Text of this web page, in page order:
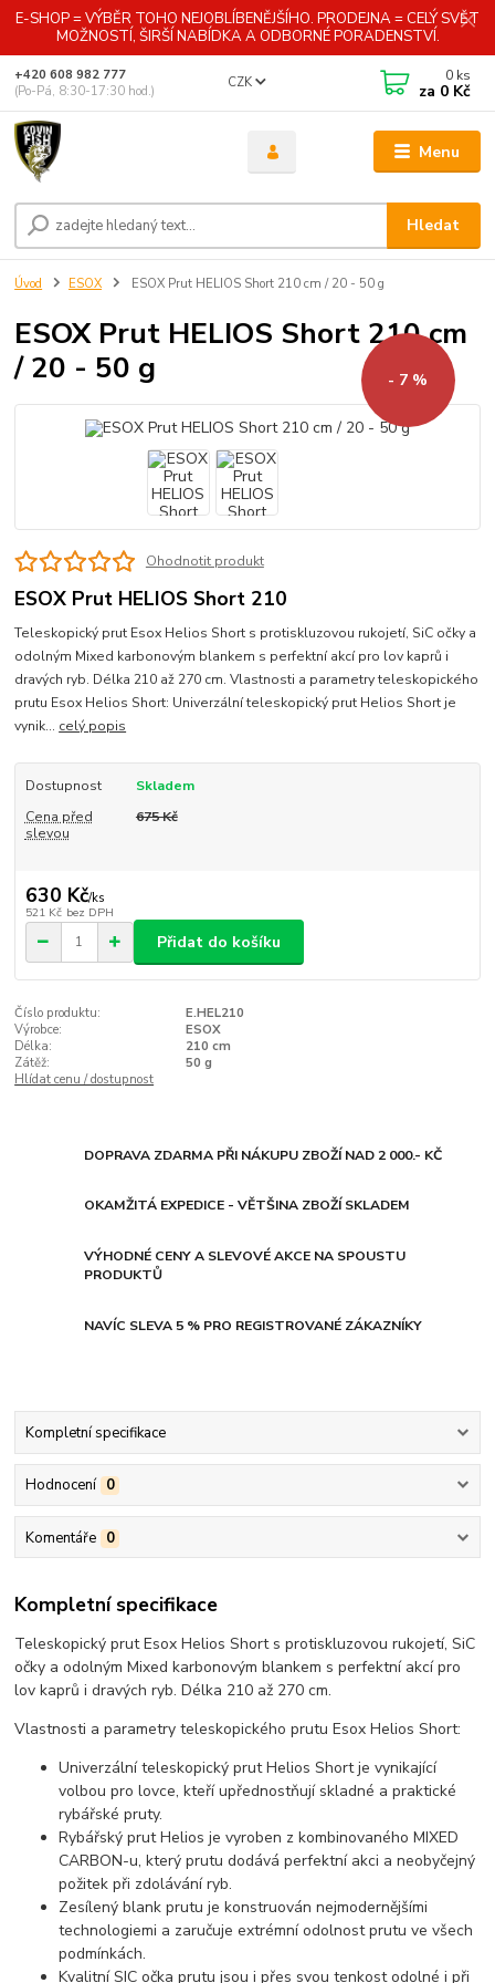
E-SHOP = VÝBĚR TOHO NEJOBLÍBENĚJŠÍHO. PRODEJNA = CELÝ SVĚT
MOŽNOSTÍ, ŠIRŠÍ NABÍDKA A ODBORNÉ PORADENSTVÍ.
Menu
CZK
Hledat
+420 608 982 777
(Po-Pá, 8:30-17:30 hod.)
0 ks
za 0 Kč
Úvod ESOX ESOX Prut HELIOS Short 210 cm / 20 - 50 g
ESOX Prut HELIOS Short 210 cm
/ 20 - 50 g
- 7 %
Ohodnotit produkt
ESOX Prut HELIOS Short 210
Teleskopický prut Esox Helios Short s protiskluzovou rukojetí, SiC očky a
odolným Mixed karbonovým blankem s perfektní akcí pro lov kaprů i
dravých ryb. Délka 210 až 270 cm. Vlastnosti a parametry teleskopického
prutu Esox Helios Short: Univerzální teleskopický prut Helios Short je
vynik... celý popis
Dostupnost
Skladem
Cena před
slevou
675 Kč
630 Kč/ks
521 Kč bez DPH
Přidat do košíku
Číslo produktu:
E.HEL210
Výrobce:
ESOX
Délka:
210 cm
Zátěž:
50 g
Hlídat cenu / dostupnost
DOPRAVA ZDARMA PŘI NÁKUPU ZBOŽÍ NAD 2 000.- KČ
OKAMŽITÁ EXPEDICE - VĚTŠINA ZBOŽÍ SKLADEM
VÝHODNÉ CENY A SLEVOVÉ AKCE NA SPOUSTU
PRODUKTŮ
NAVÍC SLEVA 5 % PRO REGISTROVANÉ ZÁKAZNÍKY
Kompletní specifikace
Hodnocení 0
Komentáře 0
Kompletní specifikace
Teleskopický prut Esox Helios Short s protiskluzovou rukojetí, SiC
očky a odolným Mixed karbonovým blankem s perfektní akcí pro
lov kaprů i dravých ryb. Délka 210 až 270 cm.
Vlastnosti a parametry teleskopického prutu Esox Helios Short:
Univerzální teleskopický prut Helios Short je vynikající
volbou pro lovce, kteří upřednostňují skladné a praktické
rybářské pruty.
Rybářský prut Helios je vyroben z kombinovaného MIXED
CARBON-u, který prutu dodává perfektní akci a neobyčejný
požitek při zdolávání ryb.
Zesílený blank prutu je konstruován nejmodernějšími
technologiemi a zaručuje extrémní odolnost prutu ve všech
podmínkách.
Kvalitní SIC očka prutu jsou i přes svou tenkost odolné i při